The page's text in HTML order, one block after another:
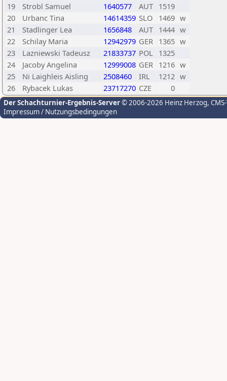
19
Strobl Samuel 1640577 AUT 1519
20
Urbanc Tina 14614359 SLO 1469 w
21
Stadlinger Lea 1656848 AUT 1444 w
22
Schilay Maria 12942979 GER 1365 w
23
Lazniewski Tadeusz 21833737 POL 1325
24
Jacoby Angelina 12999008 GER 1216 w
25
Ni Laighleis Aisling 2508460 IRL 1212 w
26
Rybacek Lukas 23717270 CZE 0
Der Schachturnier-Ergebnis-Server© 2006-2026 Heinz Herzog,
Impressum / Nutzungsbedingungen